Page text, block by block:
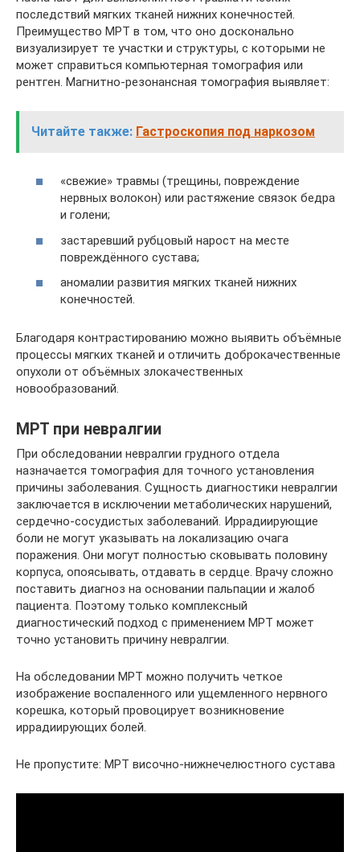
последствий мягких тканей нижних конечностей.
Преимущество МРТ в том, что оно досконально
визуализирует те участки и структуры, с которыми не
может справиться компьютерная томография или
рентген. Магнитно-резонансная томография выявляет:
Читайте также: Гастроскопия под наркозом
«свежие» травмы (трещины, повреждение
нервных волокон) или растяжение связок бедра
и голени;
застаревший рубцовый нарост на месте
повреждённого сустава;
аномалии развития мягких тканей нижних
конечностей.
Благодаря контрастированию можно выявить объёмные
процессы мягких тканей и отличить доброкачественные
опухоли от объёмных злокачественных
новообразований.
МРТ при невралгии
При обследовании невралгии грудного отдела
назначается томография для точного установления
причины заболевания. Сущность диагностики невралгии
заключается в исключении метаболических нарушений,
сердечно-сосудистых заболеваний. Иррадиирующие
боли не могут указывать на локализацию очага
поражения. Они могут полностью сковывать половину
корпуса, опоясывать, отдавать в сердце. Врачу сложно
поставить диагноз на основании пальпации и жалоб
пациента. Поэтому только комплексный
диагностический подход с применением МРТ может
точно установить причину невралгии.
На обследовании МРТ можно получить четкое
изображение воспаленного или ущемленного нервного
корешка, который провоцирует возникновение
иррадиирующих болей.
Не пропустите: МРТ височно-нижнечелюстного сустава